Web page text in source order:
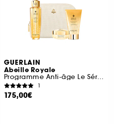
GUERLAIN
Abeille Royale
Programme Anti-âge Le Sérum Huile-en-Eau Jeunesse
1
175,00€